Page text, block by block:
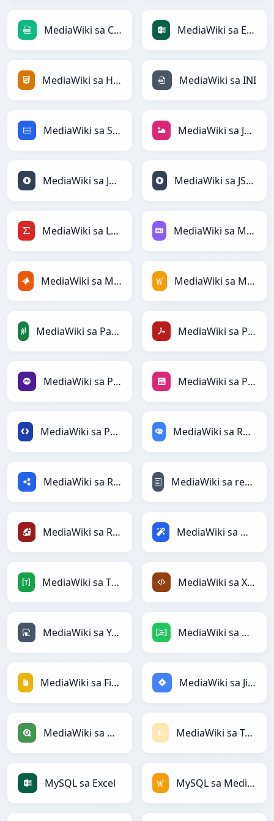
MediaWiki sa CSV MediaWiki sa Excel
MediaWiki sa HTML MediaWiki sa INI
MediaWiki sa SQL MediaWiki sa JPEG
MediaWiki sa JSON MediaWiki sa JSONLines
MediaWiki sa LaTeX MediaWiki sa Markdown
MediaWiki sa MATLAB MediaWiki sa MediaWiki
MediaWiki sa PandasDataFrame MediaWiki sa PDF
MediaWiki sa PHP MediaWiki sa PNG
MediaWiki sa Protobuf MediaWiki sa RDataFrame
MediaWiki sa RDF MediaWiki sa reStructuredText
MediaWiki sa Ruby MediaWiki sa Magic
MediaWiki sa TOML MediaWiki sa XML
MediaWiki sa YAML MediaWiki sa DAX
MediaWiki sa Firebase MediaWiki sa Jira
MediaWiki sa Qlik MediaWiki sa Textile
MySQL sa Excel MySQL sa MediaWiki